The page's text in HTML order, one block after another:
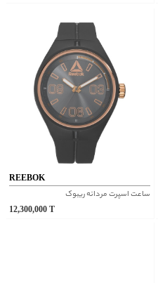
REEBOK
ساعت اسپرت مردانه ریبوک
12,300,000T